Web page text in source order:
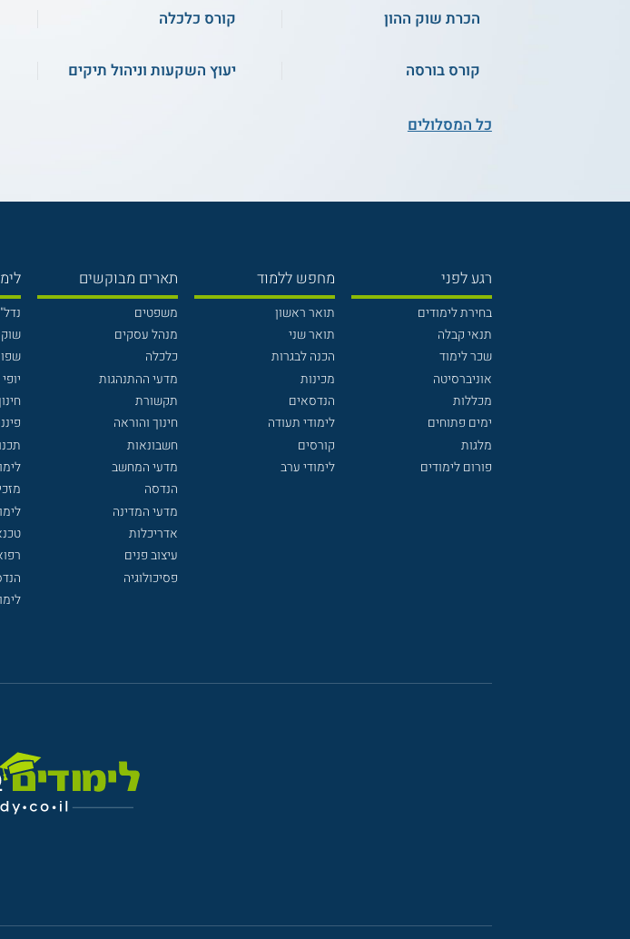
הכרת שוק ההון קורס כלכלה
קורס בורסה יעוץ השקעות וניהול תיקים
כל המסלולים
רגע לפני
בחירת לימודים
תנאי קבלה
שכר לימוד
אוניברסיטה
מכללות
ימים פתוחים
מלגות
פורום לימודים
מחפש ללמוד
תואר ראשון
תואר שני
הכנה לבגרות
מכינות
הנדסאים
לימודי תעודה
קורסים
לימודי ערב
תארים מבוקשים
משפטים
מנהל עסקים
כלכלה
מדעי ההתנהגות
תקשורת
חינוך והוראה
חשבונאות
מדעי המחשב
הנדסה
מדעי המדינה
אדריכלות
עיצוב פנים
פסיכולוגיה